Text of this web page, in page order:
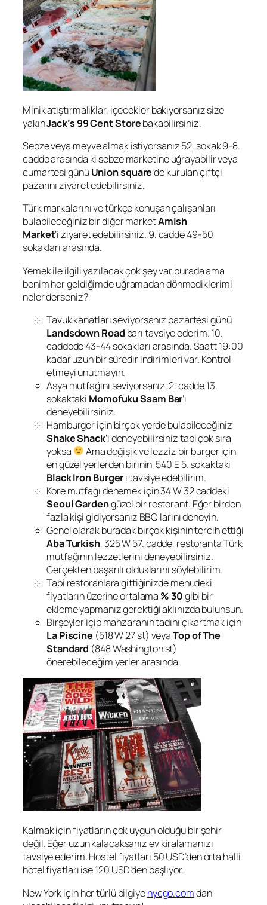
Minik atıştırmalıklar, içecekler bakıyorsanız size
yakınJack’s 99 Cent Storebakabilirsiniz.
Sebze veya meyve almak istiyorsanız 52. sokak 9-8.
cadde arasında ki sebze marketine uğrayabilir veya
cumartesi günüUnion square‘de kurulan çiftçi
pazarını ziyaret edebilirsiniz.
Türk markalarını ve türkçe konuşan çalışanları
bulabileceğiniz bir diğer marketAmish
Market‘iziyaret edebilirsiniz. 9. cadde 49-50
sokakları arasında.
Yemek ile ilgili yazılacak çok şey var burada ama
benim her geldiğimde uğramadan dönmediklerimi
neler derseniz?
Tavuk kanatları seviyorsanız pazartesi günü
Landsdown Road barı tavsiye ederim. 10.
caddede 43-44 sokakları arasında. Saatt 19:00
kadar uzun bir süredir indirimleri var. Kontrol
etmeyi unutmayın.
Asya mutfağını seviyorsanız 2. cadde 13.
sokaktaki Momofuku Ssam Bar‘ı
deneyebilirsiniz.
Hamburger için birçok yerde bulabileceğiniz
Shake Shack‘i deneyebilirsiniz tabi çok sıra
yoksa
Ama değişik ve lezziz bir burger için
en güzel yerlerden birinin 540 E 5. sokaktaki
Black Iron Burgerı tavsiye edebilirim.
Kore mutfağı denemek için 34 W 32 caddeki
Seoul Gardengüzel bir restorant. Eğer birden
fazla kişi gidiyorsanız BBQ larını deneyin.
Genel olarak buradak birçok kişinin tercih ettiği
Aba Turkish, 325 W 57. cadde, restoranta Türk
mutfağının lezzetlerini deneyebilirsiniz.
Gerçekten başarılı olduklarını söylebilirim.
Tabi restoranlara gittiğinizde menudeki
fiyatların üzerine ortalama % 30gibi bir
ekleme yapmanız gerektiği aklınızda bulunsun.
Birşeyler içip manzaranın tadını çıkartmak için
La Piscine (518 W 27 st) veyaTop of The
Standard (848 Washington st)
önerebileceğim yerler arasında.
Kalmak için fiyatların çok uygun olduğu bir şehir
değil. Eğer uzun kalacaksanız ev kiralamanızı
tavsiye ederim. Hostel fiyatları 50 USD’den orta halli
hotel fiyatları ise 120 USD’den başlıyor.
New York için her türlü bilgiyenycgo.comdan